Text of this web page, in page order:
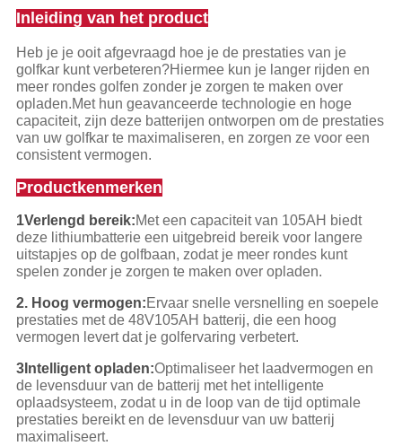
Inleiding van het product
Heb je je ooit afgevraagd hoe je de prestaties van je
golfkar kunt verbeteren?Hiermee kun je langer rijden en
meer rondes golfen zonder je zorgen te maken over
opladen.Met hun geavanceerde technologie en hoge
capaciteit, zijn deze batterijen ontworpen om de prestaties
van uw golfkar te maximaliseren, en zorgen ze voor een
consistent vermogen.
Productkenmerken
1Verlengd bereik:Met een capaciteit van 105AH biedt
deze lithiumbatterie een uitgebreid bereik voor langere
uitstapjes op de golfbaan, zodat je meer rondes kunt
spelen zonder je zorgen te maken over opladen.
2. Hoog vermogen:Ervaar snelle versnelling en soepele
prestaties met de 48V105AH batterij, die een hoog
vermogen levert dat je golfervaring verbetert.
3Intelligent opladen:Optimaliseer het laadvermogen en
de levensduur van de batterij met het intelligente
oplaadsysteem, zodat u in de loop van de tijd optimale
prestaties bereikt en de levensduur van uw batterij
maximaliseert.